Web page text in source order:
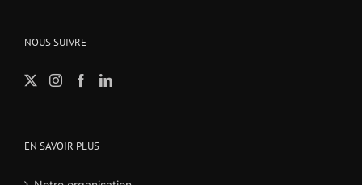
NOUS SUIVRE
EN SAVOIR PLUS